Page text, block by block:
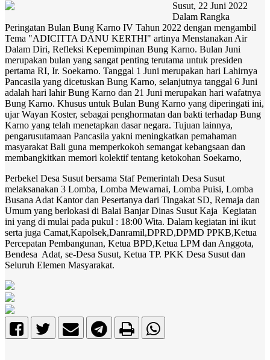
Susut, 22 Juni 2022
Dalam Rangka
Peringatan Bulan Bung Karno IV Tahun 2022 dengan mengambil
Tema "ADICITTA DANU KERTHI" artinya Menstanakan Air
Dalam Diri, Refleksi Kepemimpinan Bung Karno. Bulan Juni
merupakan bulan yang sangat penting terutama untuk presiden
pertama RI, Ir. Soekarno. Tanggal 1 Juni merupakan hari Lahirnya
Pancasila yang dicetuskan Bung Karno, selanjutnya tanggal 6 Juni
adalah hari lahir Bung Karno dan 21 Juni merupakan hari wafatnya
Bung Karno. Khusus untuk Bulan Bung Karno yang diperingati ini,
ujar Wayan Koster, sebagai penghormatan dan bakti terhadap Bung
Karno yang telah menetapkan dasar negara. Tujuan lainnya,
pengarusutamaan Pancasila yakni meningkatkan pemahaman
masyarakat Bali guna memperkokoh semangat kebangsaan dan
membangkitkan memori kolektif tentang ketokohan Soekarno,
Perbekel Desa Susut bersama Staf Pemerintah Desa Susut
melaksanakan 3 Lomba, Lomba Mewarnai, Lomba Puisi, Lomba
Busana Adat Kantor dan Pesertanya dari Tingakat SD, Remaja dan
Umum yang berlokasi di Balai Banjar Dinas Susut Kaja Kegiatan
ini yang di mulai pada pukul : 18:00 Wita. Dalam kegiatan ini ikut
serta juga Camat,Kapolsek,Danramil,DPRD,DPMD PPKB,Ketua
Percepatan Pembangunan, Ketua BPD,Ketua LPM dan Anggota,
Bendesa Adat, se-Desa Susut, Ketua TP. PKK Desa Susut dan
Seluruh Elemen Masyarakat.